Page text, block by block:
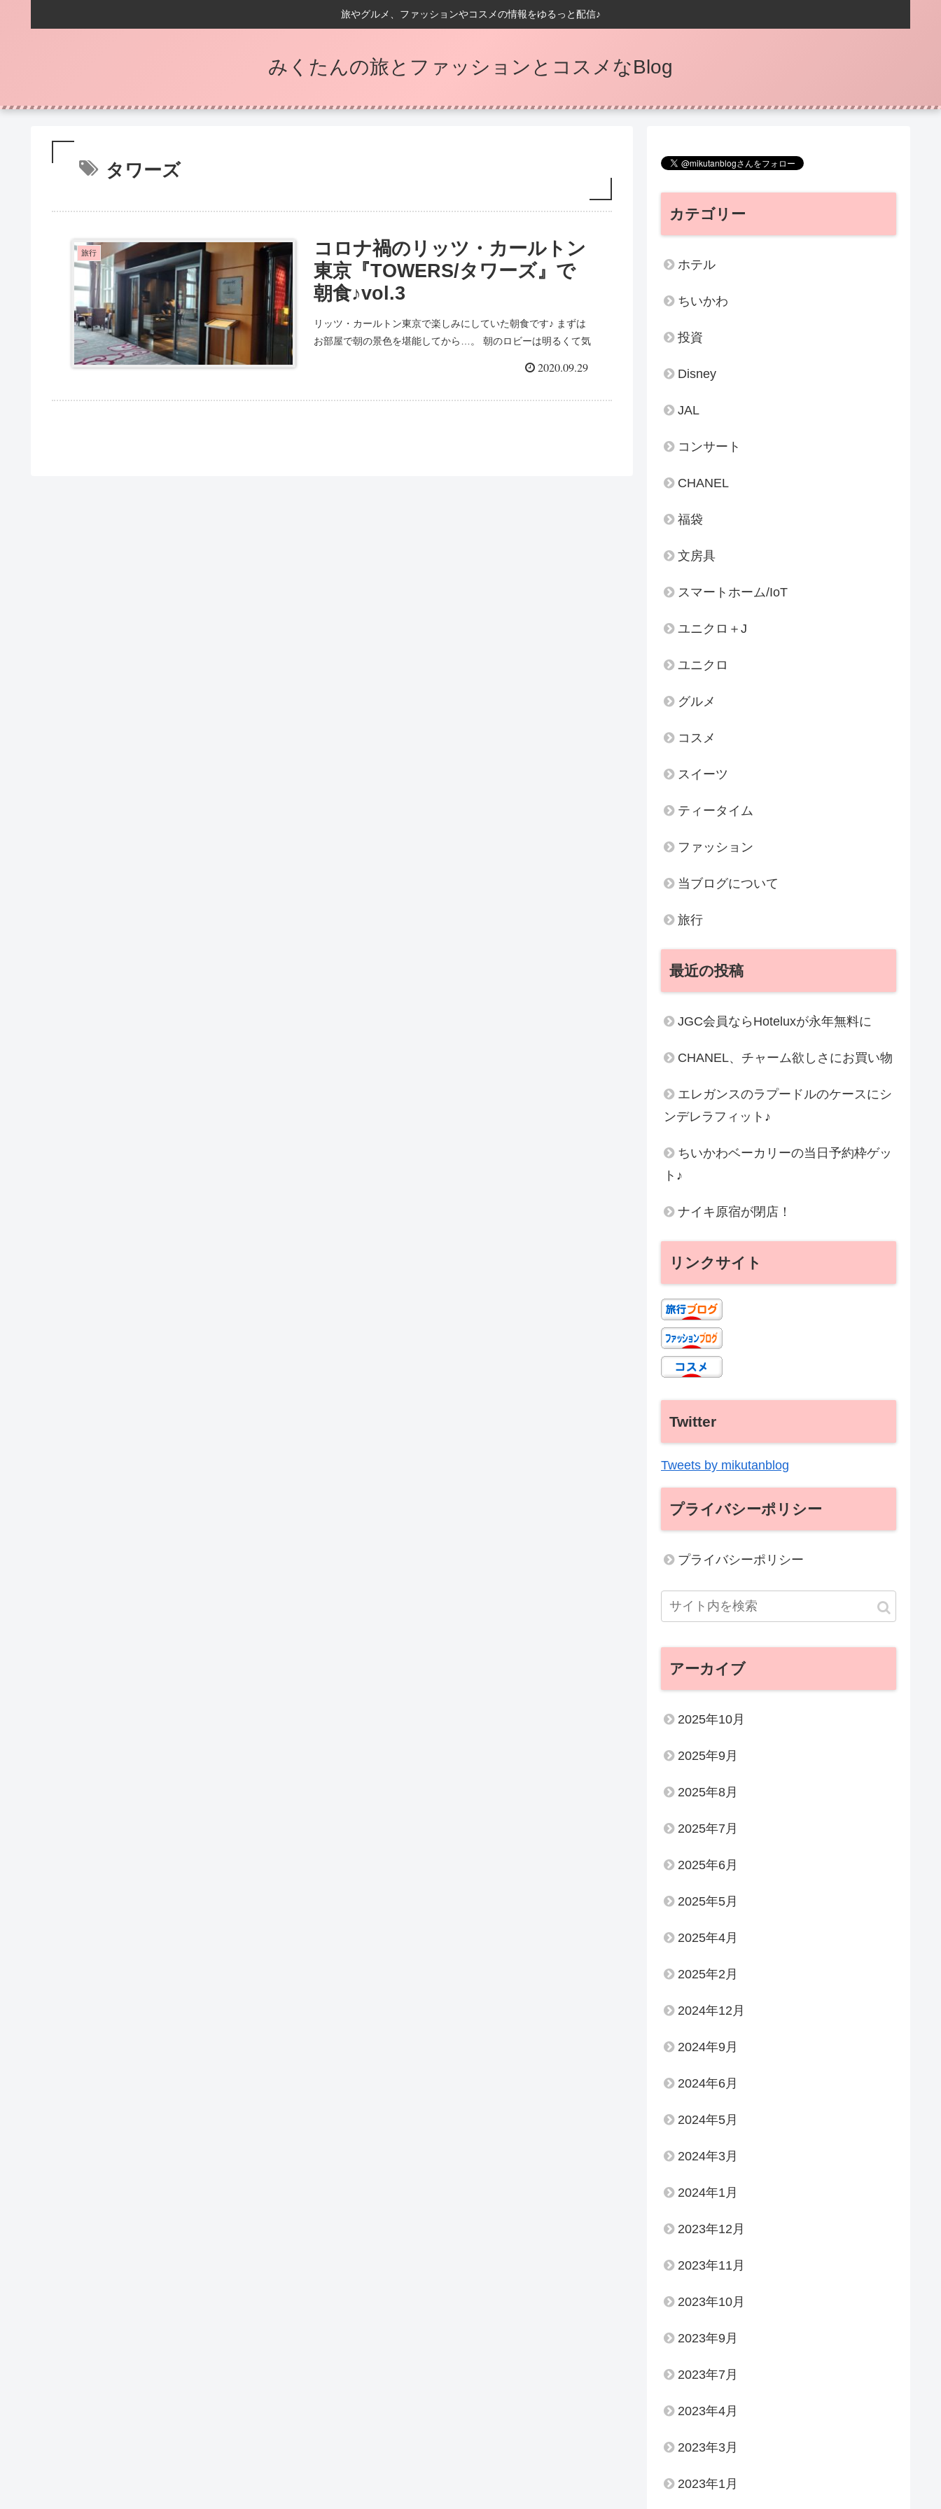
旅やグルメ、ファッションやコスメの情報をゆるっと配信♪
みくたんの旅とファッションとコスメなBlog
タワーズ
旅行
コロナ禍のリッツ・カールトン
東京『TOWERS/タワーズ』で
朝食♪vol.3
リッツ・カールトン東京で楽しみにしていた朝食です♪ まずは
お部屋で朝の景色を堪能してから…。 朝のロビーは明るくて気
2020.09.29
カテゴリー
ホテル
ちいかわ
投資
Disney
JAL
コンサート
CHANEL
福袋
文房具
スマートホーム/IoT
ユニクロ＋J
ユニクロ
グルメ
コスメ
スイーツ
ティータイム
ファッション
当ブログについて
旅行
最近の投稿
JGC会員ならHoteluxが永年無料に
CHANEL、チャーム欲しさにお買い物
エレガンスのラプードルのケースにシ
ンデレラフィット♪
ちいかわベーカリーの当日予約枠ゲッ
ト♪
ナイキ原宿が閉店！
リンクサイト
Twitter
Tweets by mikutanblog
プライバシーポリシー
プライバシーポリシー
アーカイブ
2025年10月
2025年9月
2025年8月
2025年7月
2025年6月
2025年5月
2025年4月
2025年2月
2024年12月
2024年9月
2024年6月
2024年5月
2024年3月
2024年1月
2023年12月
2023年11月
2023年10月
2023年9月
2023年7月
2023年4月
2023年3月
2023年1月